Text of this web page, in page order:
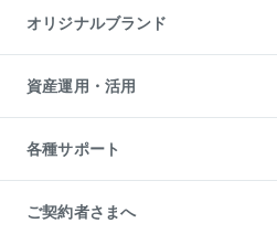
アパート経営
収益物件
ビル購入（ビル一棟）
投資用不動産の売却査定
事業用不動産の売却査定
マンションライブラリー
人気マンションランキング
暮らしに役立つ不動産メディア
不動産相場・不動産価格情報
不動産コラム・ニュース
不動産用語集
不動産なんでもネット相談室
住まいの税金
オリジナルブランド
一棟リノベーションマンション
L`GENTE（ルジェンテ）
区分リノベーションマンション
投資用一棟レジデンスWELL
不動産小口投資
LEGACIA（レガシア）
資産運用・活用
不動産M&A
アセットマネジメント・出資
各種サポート
相続サポート
リフォームサポート
ご契約者さまへ